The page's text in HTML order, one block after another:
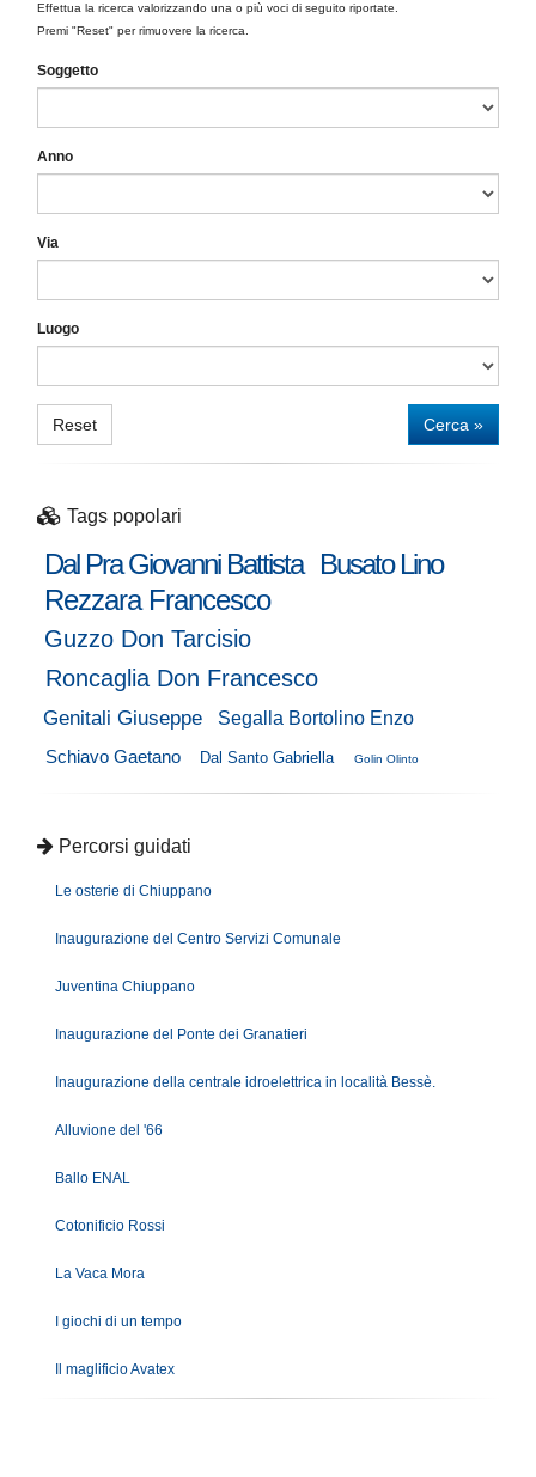
Effettua la ricerca valorizzando una o più voci di seguito riportate.
Premi "Reset" per rimuovere la ricerca.
Soggetto
Anno
Via
Luogo
Reset Cerca »
Tags popolari
Dal Pra Giovanni Battista Busato Lino
Rezzara Francesco
Guzzo Don Tarcisio
Roncaglia Don Francesco
Genitali Giuseppe
Segalla Bortolino Enzo
Schiavo Gaetano
Dal Santo Gabriella Golin Olinto
Percorsi guidati
Le osterie di Chiuppano
Inaugurazione del Centro Servizi Comunale
Juventina Chiuppano
Inaugurazione del Ponte dei Granatieri
Inaugurazione della centrale idroelettrica in località Bessè.
Alluvione del '66
Ballo ENAL
Cotonificio Rossi
La Vaca Mora
I giochi di un tempo
Il maglificio Avatex